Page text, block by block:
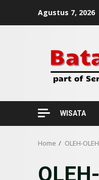
Agustus 7, 2026
WISATA
Home OLEH-OLEH